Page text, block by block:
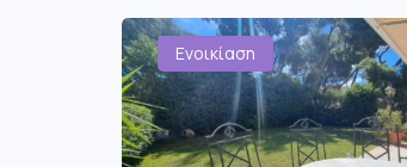
Ενοικίαση